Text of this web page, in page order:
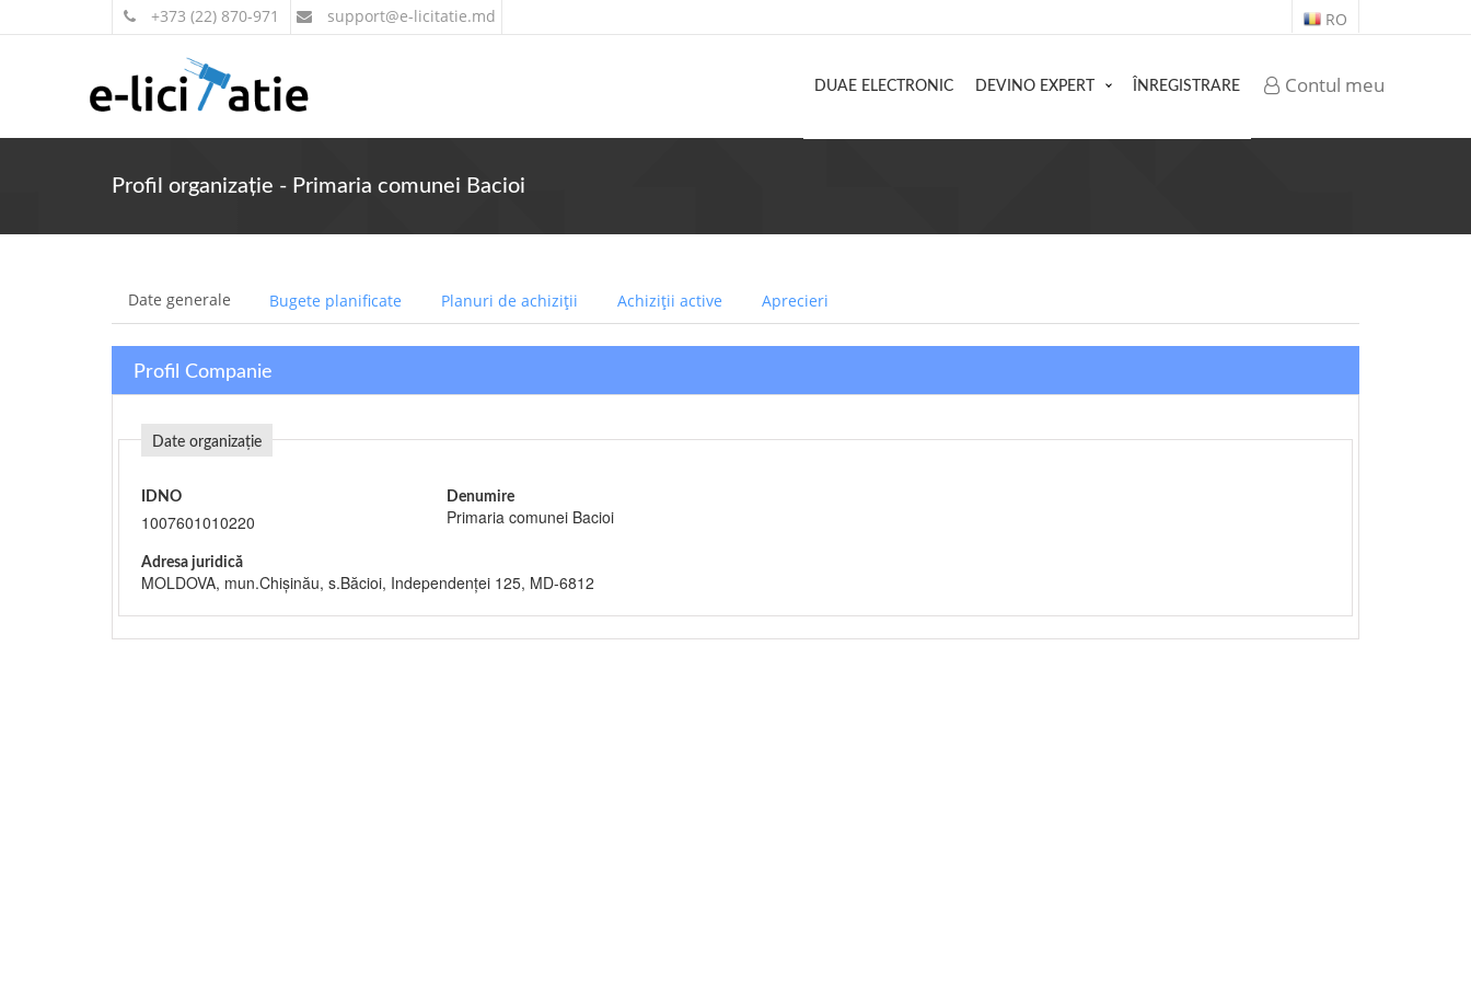
+373 (22) 870-971 support@e-licitatie.md RO
Contul meu
DUAE ELECTRONIC DEVINO EXPERT ÎNREGISTRARE
Profil organizație - Primaria comunei Bacioi
Date generale Bugete planificate Planuri de achiziții Achiziții active Aprecieri
Profil Companie
Date organizație
IDNO
1007601010220
Denumire
Primaria comunei Bacioi
Adresa juridică
MOLDOVA, mun.Chişinău, s.Băcioi, Independenței 125, MD-6812